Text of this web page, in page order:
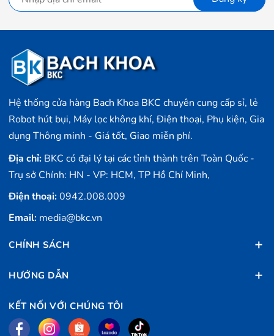
Hệ thống cửa hàng Bach Khoa BKC chuyên cung cấp sỉ, lẻ
Robot hút bụi, Máy lọc không khí, Điện thoại, Phụ kiện, Gia
dụng Thông minh - Giá tốt, Giao miễn phí.
Địa chỉ: BKC có đại lý tại các tỉnh thành trên Toàn Quốc -
Trụ sở Chính: HN - VP: HCM, TP Hồ Chí Minh,
Điện thoại:0942.008.009
Email: media@bkc.vn
CHÍNH SÁCH
HƯỚNG DẪN
KẾT NỐI VỚI CHÚNG TÔI